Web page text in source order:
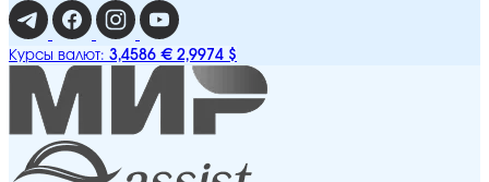
Курсы валют: 3,4586 € 2,9974 $